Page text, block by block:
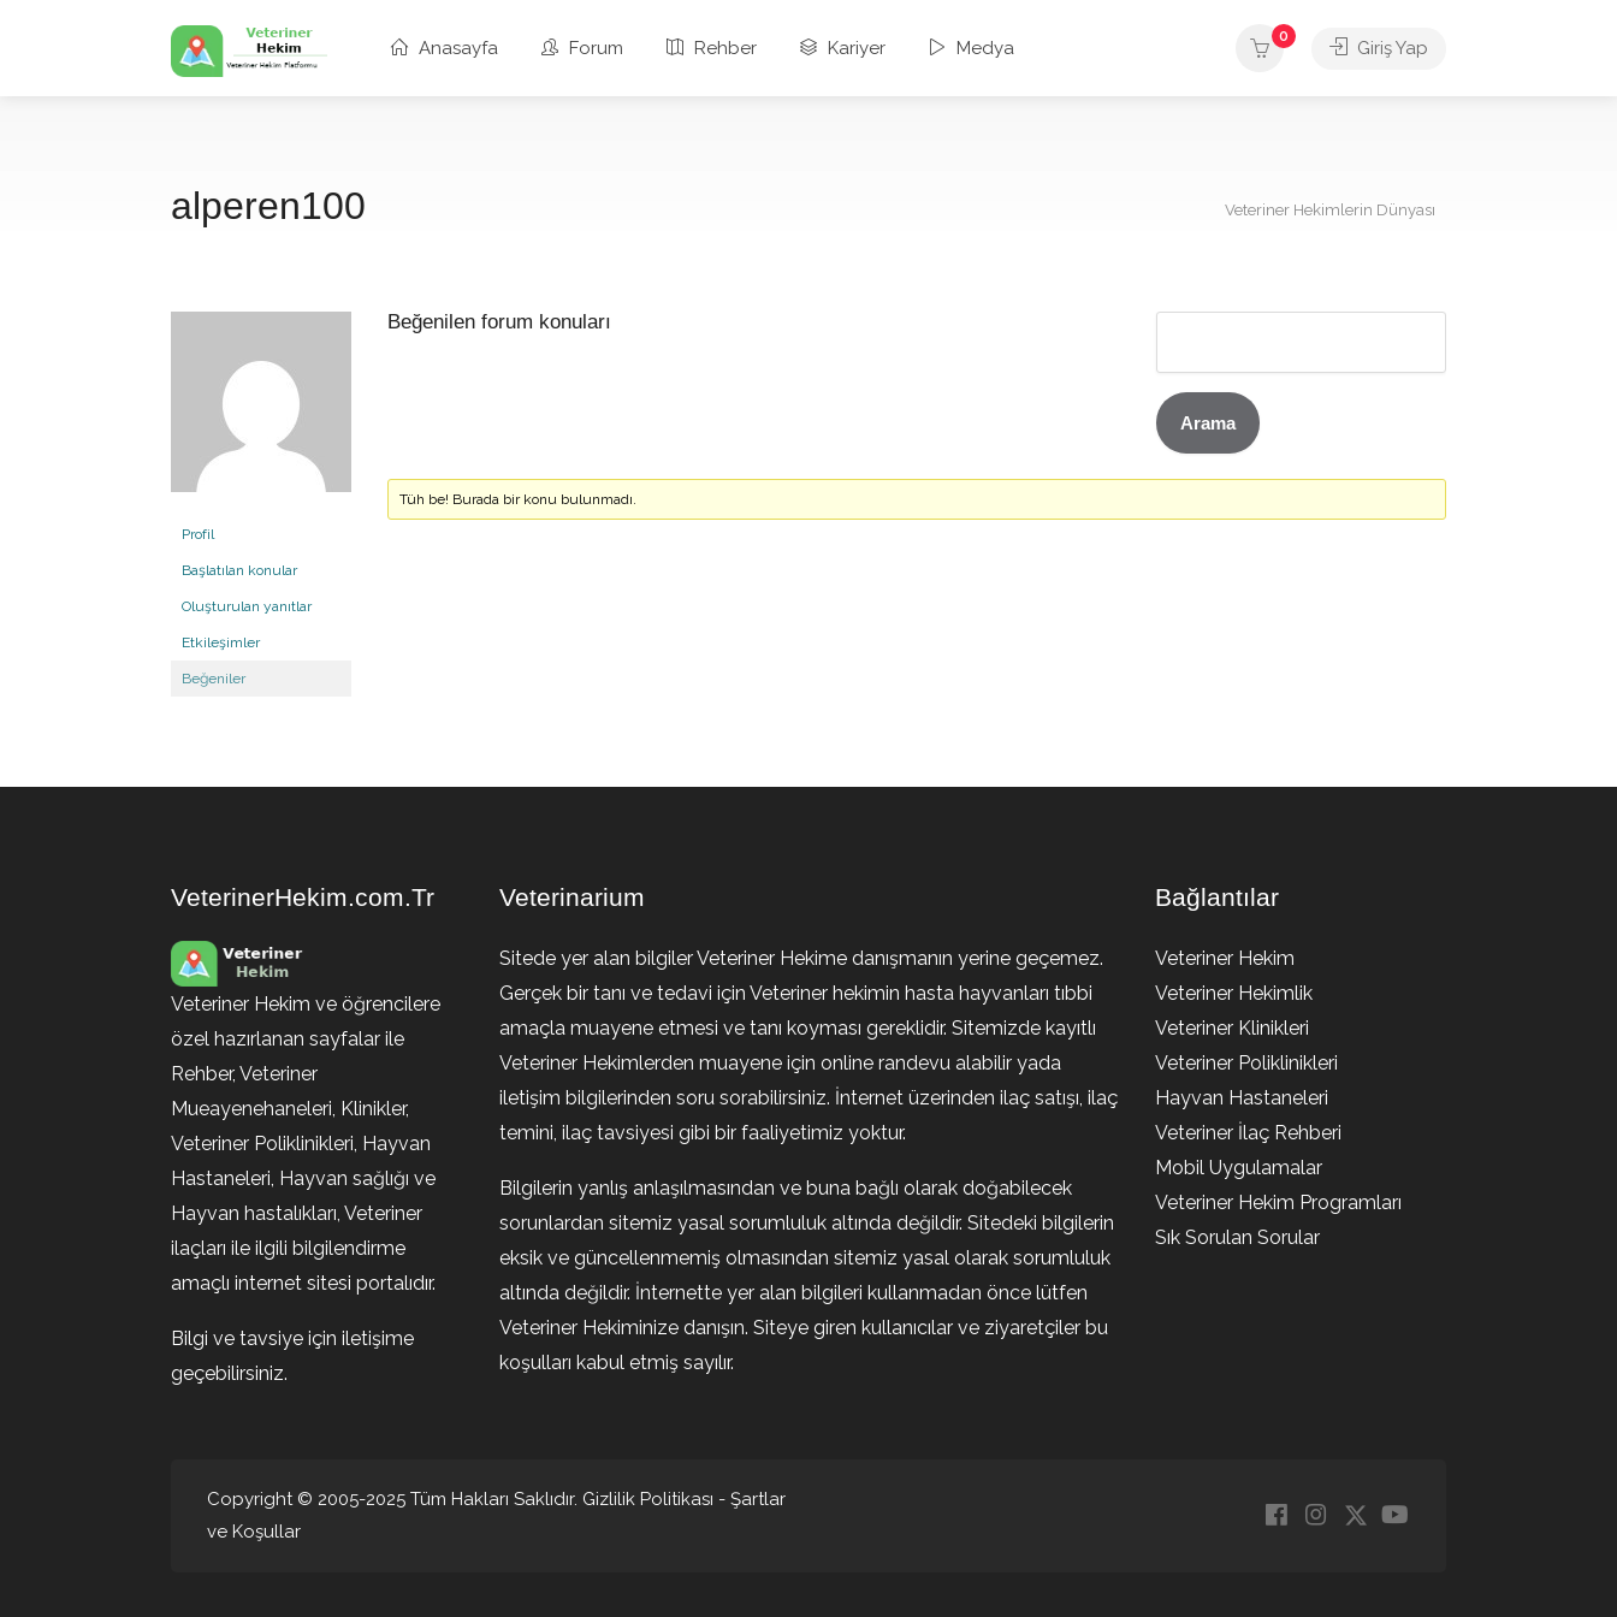
Anasayfa Forum Rehber Kariyer Medya
0
Giriş Yap
alperen100 Veteriner Hekimlerin Dünyası
Profil
Başlatılan konular
Oluşturulan yanıtlar
Etkileşimler
Beğeniler
Beğenilen forum konuları
Tüh be! Burada bir konu bulunmadı.
VeterinerHekim.com.Tr
Veteriner Hekim ve öğrencilere
özel hazırlanan sayfalar ile
Rehber, Veteriner
Mueayenehaneleri, Klinikler,
Veteriner Poliklinikleri, Hayvan
Hastaneleri, Hayvan sağlığı ve
Hayvan hastalıkları, Veteriner
ilaçları ile ilgili bilgilendirme
amaçlı internet sitesi portalıdır.
Bilgi ve tavsiye için iletişime
geçebilirsiniz.
Veterinarium
Sitede yer alan bilgiler Veteriner Hekime danışmanın yerine geçemez.
Gerçek bir tanı ve tedavi için Veteriner hekimin hasta hayvanları tıbbi
amaçla muayene etmesi ve tanı koyması gereklidir. Sitemizde kayıtlı
Veteriner Hekimlerden muayene için online randevu alabilir yada
iletişim bilgilerinden soru sorabilirsiniz. İnternet üzerinden ilaç satışı, ilaç
temini, ilaç tavsiyesi gibi bir faaliyetimiz yoktur.
Bilgilerin yanlış anlaşılmasından ve buna bağlı olarak doğabilecek
sorunlardan sitemiz yasal sorumluluk altında değildir. Sitedeki bilgilerin
eksik ve güncellenmemiş olmasından sitemiz yasal olarak sorumluluk
altında değildir. İnternette yer alan bilgileri kullanmadan önce lütfen
Veteriner Hekiminize danışın. Siteye giren kullanıcılar ve ziyaretçiler bu
koşulları kabul etmiş sayılır.
Bağlantılar
Veteriner Hekim
Veteriner Hekimlik
Veteriner Klinikleri
Veteriner Poliklinikleri
Hayvan Hastaneleri
Veteriner İlaç Rehberi
Mobil Uygulamalar
Veteriner Hekim Programları
Sık Sorulan Sorular
Copyright © 2005-2025 Tüm Hakları Saklıdır. Gizlilik Politikası - Şartlar
ve Koşullar